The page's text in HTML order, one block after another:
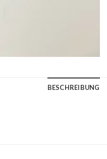
BESCHREIBUNG